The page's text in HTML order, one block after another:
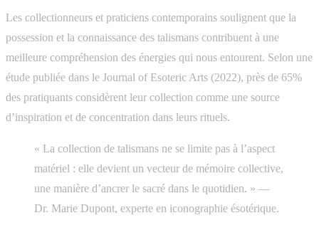
Les collectionneurs et praticiens contemporains soulignent que la
possession et la connaissance des talismans contribuent à une
meilleure compréhension des énergies qui nous entourent. Selon une
étude publiée dans le Journal of Esoteric Arts (2022), près de 65%
des pratiquants considèrent leur collection comme une source
d’inspiration et de concentration dans leurs rituels.
« La collection de talismans ne se limite pas à l’aspect
matériel : elle devient un vecteur de mémoire collective,
une manière d’ancrer le sacré dans le quotidien. » —
Dr. Marie Dupont, experte en iconographie ésotérique.